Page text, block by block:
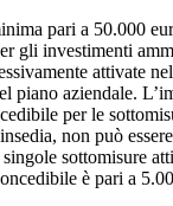
pari a 50.000
gli investimenti
attivate
piano aziendale.
per le
non può
sottomisure
è pari a